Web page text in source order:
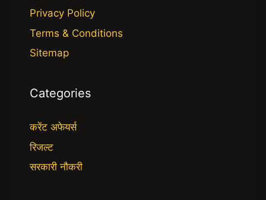
Privacy Policy
Terms & Conditions
Sitemap
Categories
करेंट अफेयर्स
रिजल्ट
सरकारी नौकरी